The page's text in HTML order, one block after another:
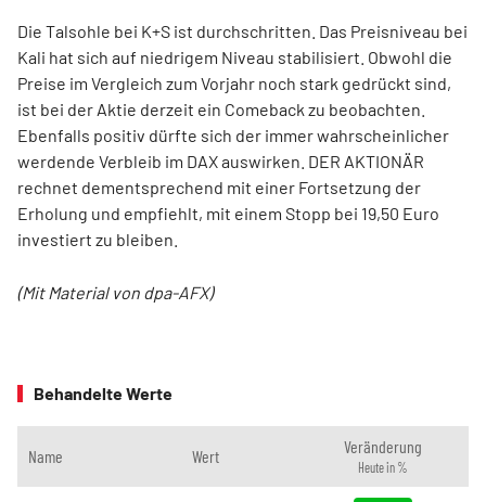
Die Talsohle bei K+S ist durchschritten. Das Preisniveau bei
Kali hat sich auf niedrigem Niveau stabilisiert. Obwohl die
Preise im Vergleich zum Vorjahr noch stark gedrückt sind,
ist bei der Aktie derzeit ein Comeback zu beobachten.
Ebenfalls positiv dürfte sich der immer wahrscheinlicher
werdende Verbleib im DAX auswirken. DER AKTIONÄR
rechnet dementsprechend mit einer Fortsetzung der
Erholung und empfiehlt, mit einem Stopp bei 19,50 Euro
investiert zu bleiben.
(Mit Material von dpa-AFX)
Behandelte Werte
Name Wert Veränderung
Heute in %